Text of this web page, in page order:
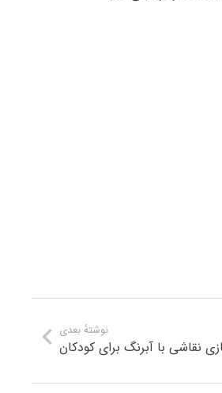
نوشتهٔ بعدی
نقاشی با آبرنگ برای کودکان